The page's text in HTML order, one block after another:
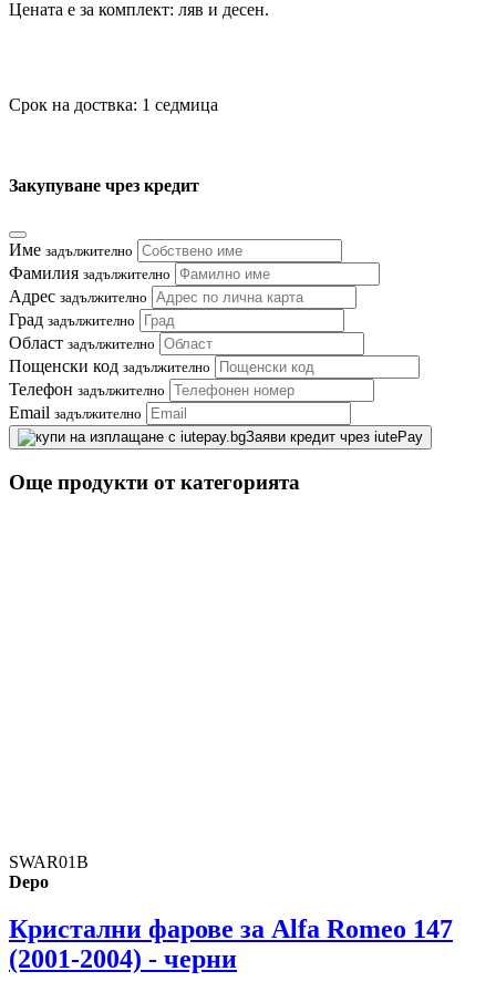
Цената е за комплект: ляв и десен.
Срок на доствка: 1 седмица
Закупуване чрез кредит
Име задължително
Фамилия задължително
Адрес задължително
Град задължително
Област задължително
Пощенски код задължително
Телефон задължително
Email задължително
Заяви кредит чрез iutePay
Още продукти от категорията
SWAR01B
Depo
Кристални фарове за Alfa Romeo 147
(2001-2004) - черни